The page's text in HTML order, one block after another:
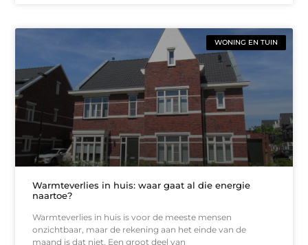
WONING EN TUIN
Warmteverlies in huis: waar gaat al die energie
naartoe?
Warmteverlies in huis is voor de meeste mensen
onzichtbaar, maar de rekening aan het einde van de
maand is dat niet. Een groot deel van